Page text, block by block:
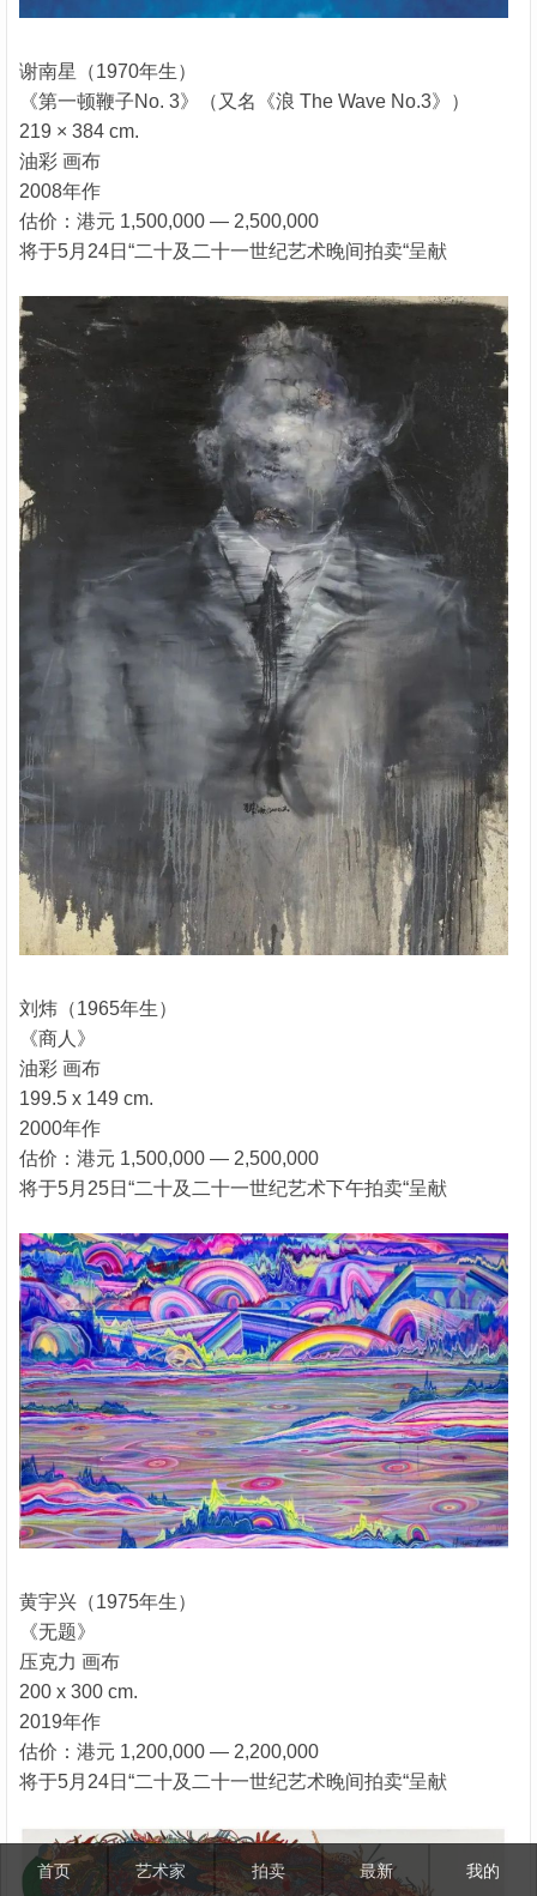
谢南星（1970年生）
《第一顿鞭子No. 3》（又名《浪 The Wave No.3》）
219 × 384 cm.
油彩 画布
2008年作
估价：港元 1,500,000 — 2,500,000
将于5月24日“二十及二十一世纪艺术晚间拍卖“呈献
刘炜（1965年生）
《商人》
油彩 画布
199.5 x 149 cm.
2000年作
估价：港元 1,500,000 — 2,500,000
将于5月25日“二十及二十一世纪艺术下午拍卖“呈献
黄宇兴（1975年生）
《无题》
压克力 画布
200 x 300 cm.
2019年作
估价：港元 1,200,000 — 2,200,000
将于5月24日“二十及二十一世纪艺术晚间拍卖“呈献
首页 艺术家 拍卖 最新 我的